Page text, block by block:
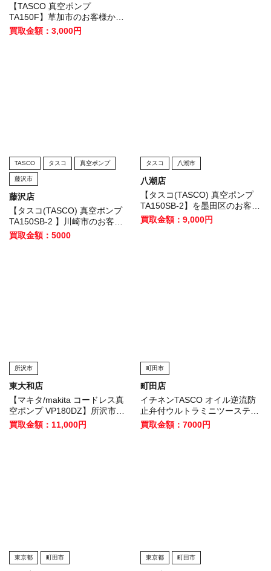
【TASCO 真空ポンプ
TA150F】草加市のお客様から
買取いたしました！
買取金額：3,000円
TASCO タスコ 真空ポンプ
藤沢市
藤沢店
【タスコ(TASCO) 真空ポンプ
TA150SB-2 】川崎市のお客様
から買取させていただきまし
買取金額：5000
タスコ 八潮市
八潮店
【タスコ(TASCO) 真空ポンプ
TA150SB-2】を墨田区のお客様
から買取させていただきまし
買取金額：9,000円
所沢市
東大和店
【マキタ/makita コードレス真
空ポンプ VP180DZ】所沢市の
お客様から買取させていただき
ました！
買取金額：11,000円
町田市
町田店
イチネンTASCO オイル逆流防
止弁付ウルトラミニツーステー
ジ真空ポンプ TA150SWを買取
させていただきました！
買取金額：7000円
東京都 町田市 東京都 町田市